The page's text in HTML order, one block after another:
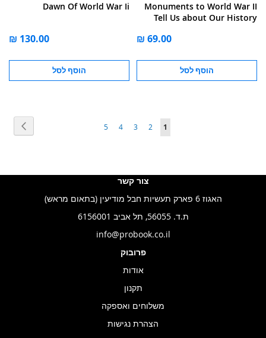
Monuments to World War II
Tell Us about Our History
הוסף לסל
Dawn Of World War Ii
הוסף לסל
עמוד
You're1 עמוד
2 עמוד
3 עמוד
4 עמוד
5
צור קשר
האגוז 6 פארק תעשיות חבל מודיעין (בתאום מראש)
ת.ד. 56055, תל אביב 6156001
info@probook.co.il
פרובוק
אודות
תקנון
משלוחים ואספקה
הצהרת נגישות